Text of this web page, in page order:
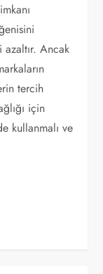
azaltır. Ancak
tercih
için
kullanmalı ve